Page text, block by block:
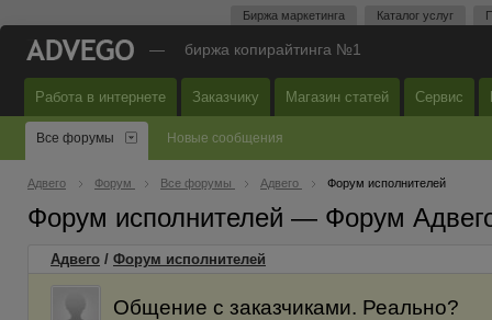
Биржа маркетинга Каталог услуг
— биржа копирайтинга №1
Работа в интернете Заказчику Магазин статей Сервис
Все форумы Новые сообщения
Адвего Форум Все форумы Адвего Форум исполнителей
Форум исполнителей — Форум
Адвего / Форум исполнителей
Общение с заказчиками. Реально?